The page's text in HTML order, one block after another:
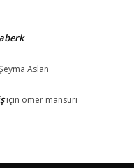
Aslan
için omer mansuri